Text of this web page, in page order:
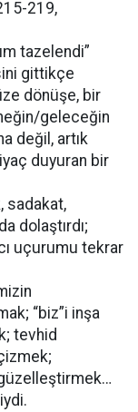
219,
tazelendi”
gittikçe
dönüşe, bir
geleceğin
değil, artık
duyuran bir
sadakat,
dolaştırdı;
uçurumu tekrar
“biz”i inşa
tevhid